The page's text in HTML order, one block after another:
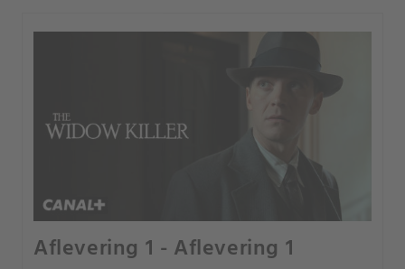
Aflevering 1 - Aflevering 1